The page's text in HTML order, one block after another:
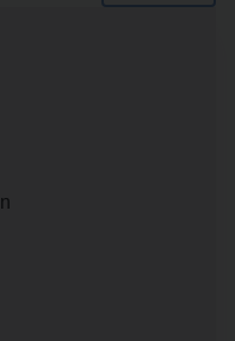
Cargo